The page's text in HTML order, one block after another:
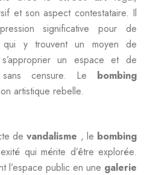
et son aspect contestataire. Il
significative pour de
qui y trouvent un moyen de
un espace et de
censure. Le bombing
artistique rebelle.
devandalisme , le bombing
qui mérite d’être explorée.
l’espace public en une galerie